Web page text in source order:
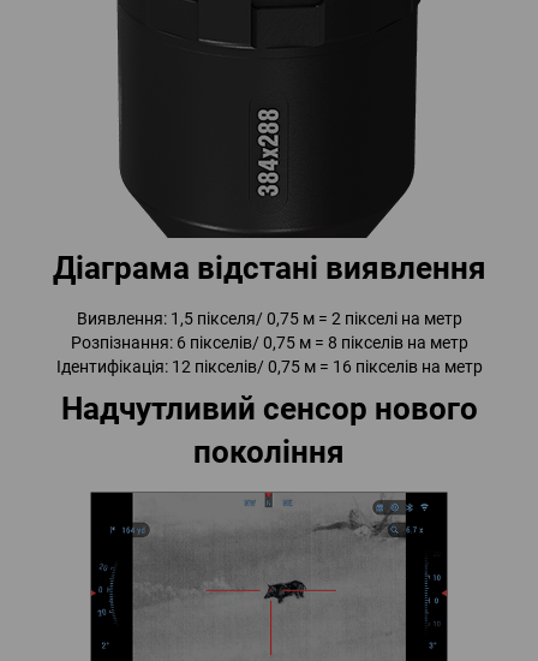
Діаграма відстані виявлення
Виявлення: 1,5 пікселя/ 0,75 м = 2 пікселі на метр
Розпізнання: 6 пікселів/ 0,75 м = 8 пікселів на метр
Ідентифікація: 12 пікселів/ 0,75 м = 16 пікселів на метр
Надчутливий сенсор нового
покоління